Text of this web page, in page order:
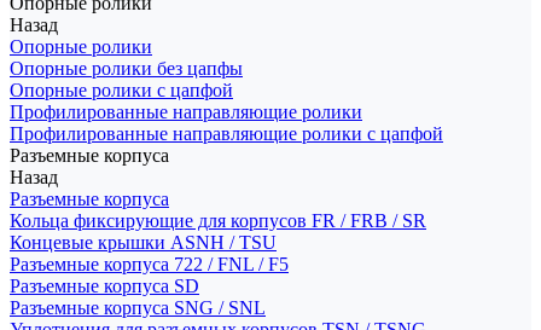
Назад
Опорные ролики
Опорные ролики без цапфы
Опорные ролики с цапфой
Профилированные направляющие ролики
Профилированные направляющие ролики с цапфой
Разъемные корпуса
Назад
Разъемные корпуса
Кольца фиксирующие для корпусов FR / FRB / SR
Концевые крышки ASNH / TSU
Разъемные корпуса 722 / FNL / F5
Разъемные корпуса SD
Разъемные корпуса SNG / SNL